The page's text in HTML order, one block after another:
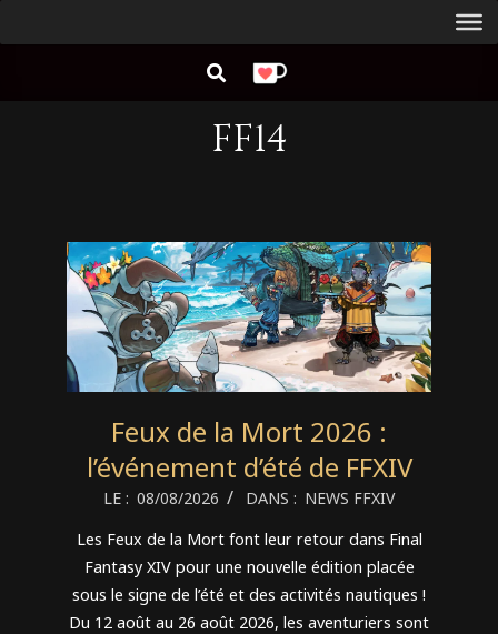
au
de
RECHERCHER
FF14
Feux de la Mort 2026 :
l’événement d’été de FFXIV
2026-
08
LE : 08/08/2026 DANS : NEWS FFXIV
Les Feux de la Mort font leur retour dans Final
Fantasy XIV pour une nouvelle édition placée
sous le signe de l’été et des activités nautiques !
Du 12 août au 26 août 2026, les aventuriers sont